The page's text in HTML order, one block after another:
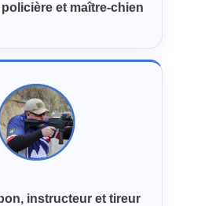
et maître-chien
instructeur et tireur